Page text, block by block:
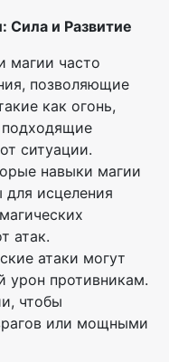
Сила и Развитие
магии часто
позволяющие
как огонь,
ситуации.
навыки магии
для исцеления
атак.
атаки могут
урон противникам.
чтобы
или мощными